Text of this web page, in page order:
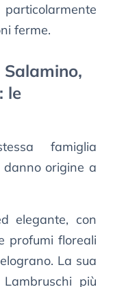
ferme.
le
famiglia
origine a
elegante, con
profumi floreali
La sua
più